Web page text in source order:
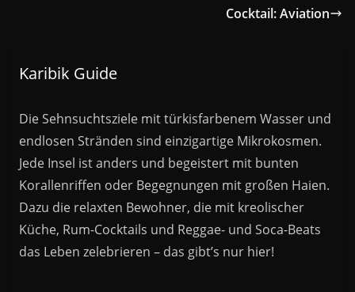
Cocktail: Aviation
Karibik Guide
Die Sehnsuchtsziele mit türkisfarbenem Wasser und
endlosen Stränden sind einzigartige Mikrokosmen.
Jede Insel ist anders und begeistert mit bunten
Korallenriffen oder Begegnungen mit großen Haien.
Dazu die relaxten Bewohner, die mit kreolischer
Küche, Rum-Cocktails und Reggae- und Soca-Beats
das Leben zelebrieren – das gibt’s nur hier!